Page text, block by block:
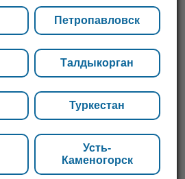
Петропавловск
Талдыкорган
Туркестан
Усть-
Каменогорск